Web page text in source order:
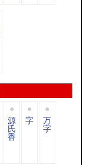
源
氏
香
字 万
字